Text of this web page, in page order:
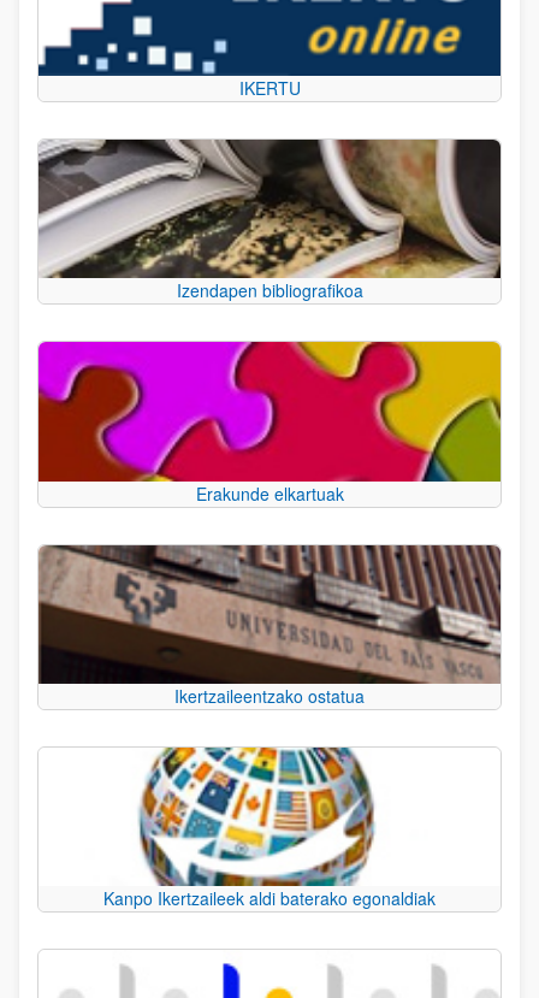
IKERTU
Izendapen bibliografikoa
Erakunde elkartuak
Ikertzaileentzako ostatua
Kanpo Ikertzaileek aldi baterako egonaldiak